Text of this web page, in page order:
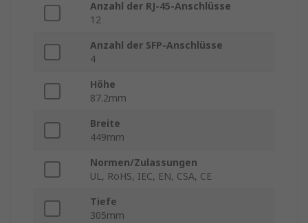
Anzahl der RJ-45-Anschlüsse
12
Anzahl der SFP-Anschlüsse
4
Höhe
87.2mm
Breite
449mm
Normen/Zulassungen
UL, RoHS, IEC, EN, CSA, CE
Tiefe
305mm